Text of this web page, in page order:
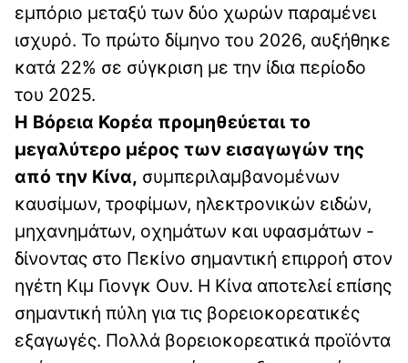
εμπόριο μεταξύ των δύο χωρών παραμένει
ισχυρό. Το πρώτο δίμηνο του 2026, αυξήθηκε
κατά 22% σε σύγκριση με την ίδια περίοδο
του 2025.
Η Βόρεια Κορέα προμηθεύεται το
μεγαλύτερο μέρος των εισαγωγών της
από την Κίνα, συμπεριλαμβανομένων
καυσίμων, τροφίμων, ηλεκτρονικών ειδών,
μηχανημάτων, οχημάτων και υφασμάτων -
δίνοντας στο Πεκίνο σημαντική επιρροή στον
ηγέτη Κιμ Γιονγκ Ουν. Η Κίνα αποτελεί επίσης
σημαντική πύλη για τις βορειοκορεατικές
εξαγωγές. Πολλά βορειοκορεατικά προϊόντα